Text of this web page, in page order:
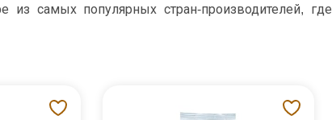
из самых популярных стран-производителей, где